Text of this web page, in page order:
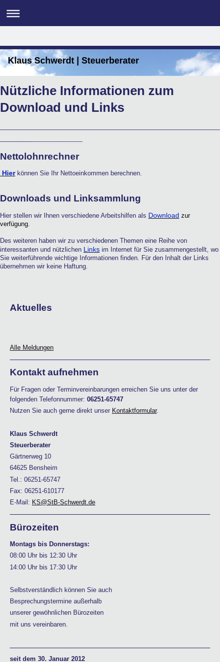
Klaus Schwerdt | Steuerberater
Nützliche Informationen zum
Download und Links
Nettolohnrechner
Hierkönnen Sie Ihr Nettoeinkommen berechnen.
Downloads und Linksammlung
Hier stellen wir Ihnen verschiedene Arbeitshilfen als Download zur
verfügung.
Des weiteren haben wir zu verschiedenen Themen eine Reihe von
interessanten und nützlichen Links im Internet für Sie zusammengestellt, wo
Sie weiterführende wichtige Informationen finden. Für den Inhalt der Links
übernehmen wir keine Haftung.
Aktuelles
Alle Meldungen
Kontakt aufnehmen
Für Fragen oder Terminvereinbarungen erreichen Sie uns unter der
folgenden Telefonnummer: 06251-65747
Nutzen Sie auch gerne direkt unser Kontaktformular.
Klaus Schwerdt
Steuerberater
Gärtnerweg 10
64625 Bensheim
Tel.: 06251-65747
Fax: 06251-610177
E-Mail: KS@StB-Schwerdt.de
Bürozeiten
Montags bis Donnerstags:
08:00 Uhr bis 12:30 Uhr
14:00 Uhr bis 17:30 Uhr
Selbstverständlich können Sie auch
Besprechungstermine außerhalb
unserer gewöhnlichen Bürozeiten
mit uns vereinbaren.
seit dem 30. Januar 2012